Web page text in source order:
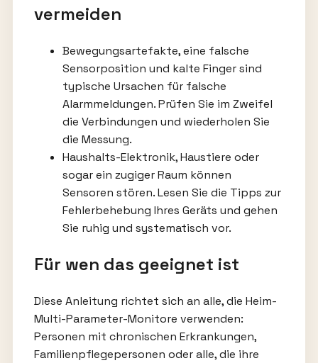
vermeiden
Bewegungsartefakte, eine falsche
Sensorposition und kalte Finger sind
typische Ursachen für falsche
Alarmmeldungen. Prüfen Sie im Zweifel
die Verbindungen und wiederholen Sie
die Messung.
Haushalts-Elektronik, Haustiere oder
sogar ein zugiger Raum können
Sensoren stören. Lesen Sie die Tipps zur
Fehlerbehebung Ihres Geräts und gehen
Sie ruhig und systematisch vor.
Für wen das geeignet ist
Diese Anleitung richtet sich an alle, die Heim-
Multi-Parameter-Monitore verwenden:
Personen mit chronischen Erkrankungen,
Familienpflegepersonen oder alle, die ihre